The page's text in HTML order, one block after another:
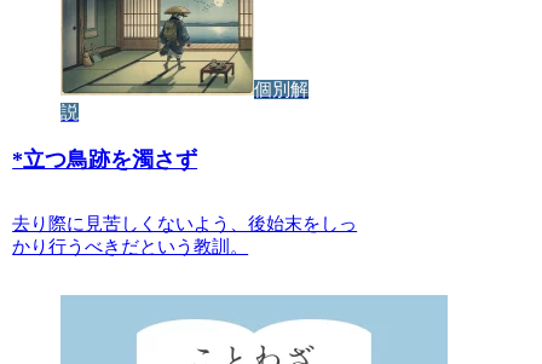
個別解
説
*立つ鳥跡を濁さず
去り際に見苦しくないよう、後始末をしっ
かり行うべきだという教訓。